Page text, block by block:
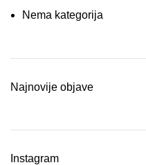
Nema kategorija
Najnovije objave
Instagram